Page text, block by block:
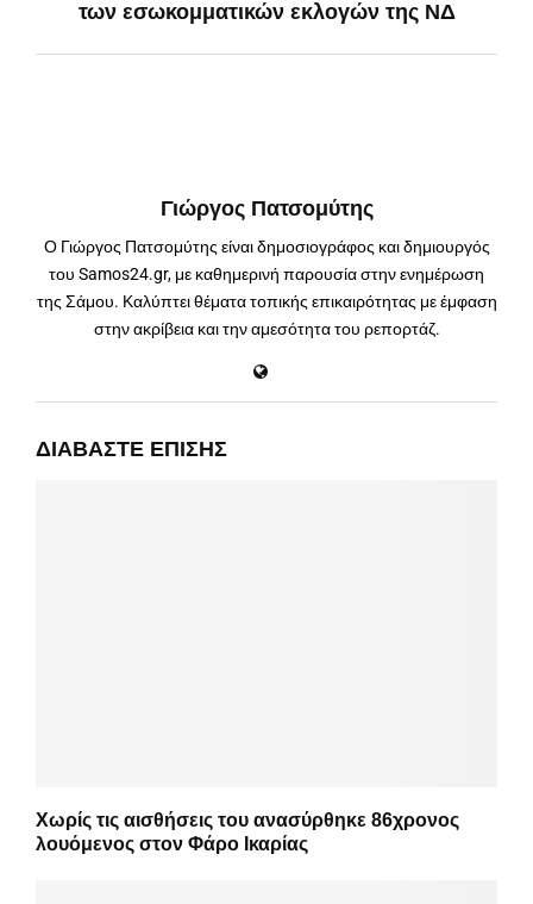
των εσωκομματικών εκλογών της ΝΔ
Γιώργος Πατσομύτης
Ο Γιώργος Πατσομύτης είναι δημοσιογράφος και δημιουργός
του Samos24.gr, με καθημερινή παρουσία στην ενημέρωση
της Σάμου. Καλύπτει θέματα τοπικής επικαιρότητας με έμφαση
στην ακρίβεια και την αμεσότητα του ρεπορτάζ.
ΔΙΑΒΆΣΤΕ ΕΠΊΣΗΣ
Χωρίς τις αισθήσεις του ανασύρθηκε 86χρονος
λουόμενος στον Φάρο Ικαρίας